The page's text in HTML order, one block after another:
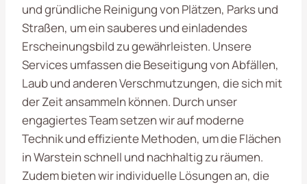
und gründliche Reinigung von Plätzen, Parks und
Straßen, um ein sauberes und einladendes
Erscheinungsbild zu gewährleisten. Unsere
Services umfassen die Beseitigung von Abfällen,
Laub und anderen Verschmutzungen, die sich mit
der Zeit ansammeln können. Durch unser
engagiertes Team setzen wir auf moderne
Technik und effiziente Methoden, um die Flächen
in Warstein schnell und nachhaltig zu räumen.
Zudem bieten wir individuelle Lösungen an, die